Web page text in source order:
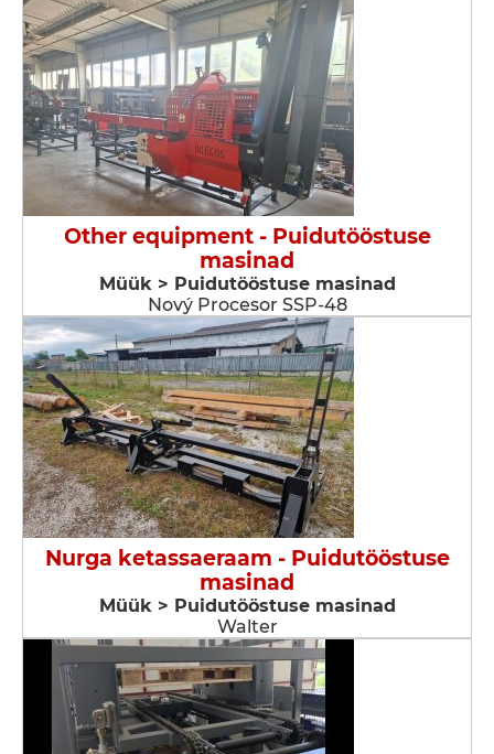
Other equipment - Puidutööstuse
masinad
Müük > Puidutööstuse masinad
Nový Procesor SSP-48
Nurga ketassaeraam - Puidutööstuse
masinad
Müük > Puidutööstuse masinad
Walter